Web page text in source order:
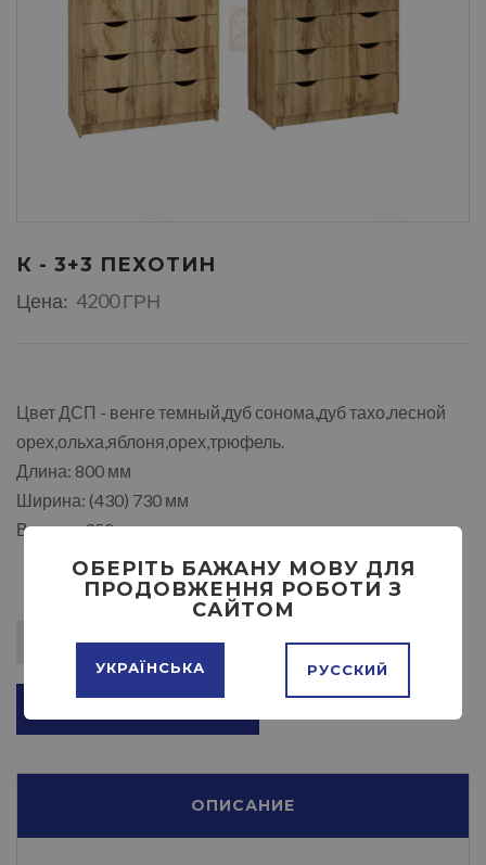
К - 3+3 ПЕХОТИН
Цена: 4200 ГРН
Цвет ДСП - венге темный,дуб сонома,дуб тахо,лесной
орех,ольха,яблоня,орех,трюфель.
Длина: 800 мм
Ширина: (430) 730 мм
Высота: 950 мм
ОПИСАНИЕ
ОБЕРІТЬ БАЖАНУ МОВУ ДЛЯ
ПРОДОВЖЕННЯ РОБОТИ З
САЙТОМ
УКРАЇНСЬКА РУССКИЙ